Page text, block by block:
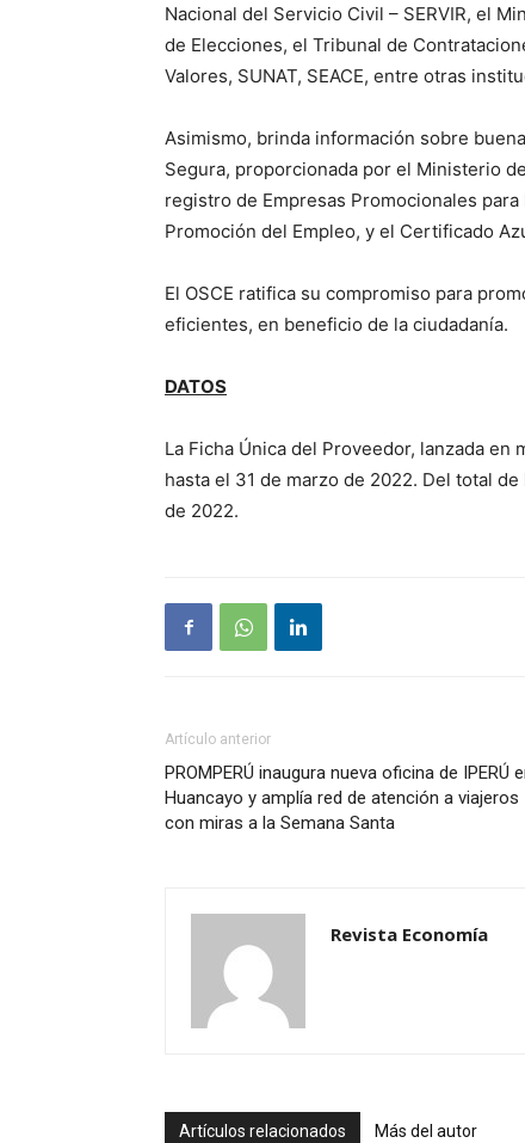
Nacional del Servicio Civil – SERVIR, el
de Elecciones, el Tribunal de
Valores, SUNAT, SEACE, entre otras
Asimismo, brinda información sobre
Segura, proporcionada por el Ministerio
registro de Empresas Promocionales
Promoción del Empleo, y el Certificado
El OSCE ratifica su compromiso para
eficientes, en beneficio de la ciudadanía.
DATOS
La Ficha Única del Proveedor, lanzada en
hasta el 31 de marzo de 2022. Del total
de 2022.
Artículo anterior
PROMPERÚ inaugura nueva oficina de IPERÚ
Huancayo y amplía red de atención a viajeros
con miras a la Semana Santa
Revista Economía
Artículos relacionados Más del autor